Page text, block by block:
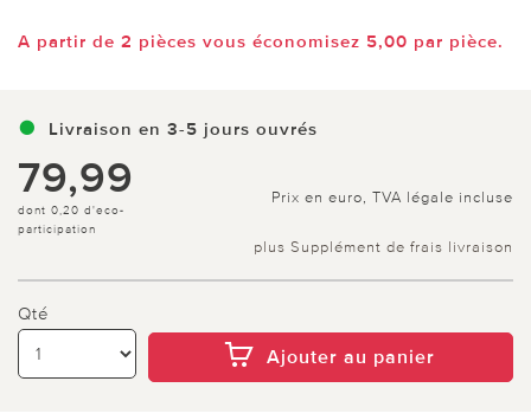
A partir de 2 pièces vous économisez 5,00 par pièce.
Livraison en 3-5 jours ouvrés
79,99
dont 0,20 d'eco-
participation
Prix en euro, TVA légale incluse
plus Supplément de frais livraison
Qté
Ajouter au panier